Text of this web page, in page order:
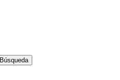
Búsqueda